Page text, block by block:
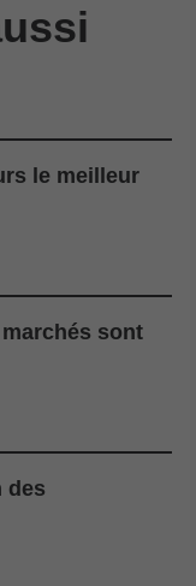
le meilleur
sont
des